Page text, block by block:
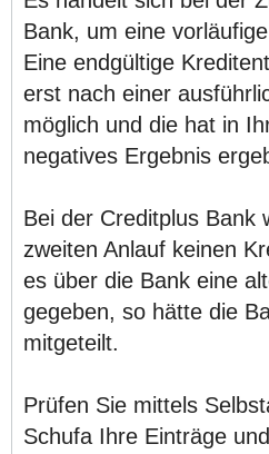
Bank, um eine
Eine endgültige
erst nach einer
möglich und die hat in
negatives Ergebnis
Bei der Creditplus Bank
zweiten Anlauf keinen
es über die Bank eine
gegeben, so hätte die
mitgeteilt.
Prüfen Sie mittels
Schufa Ihre Einträge